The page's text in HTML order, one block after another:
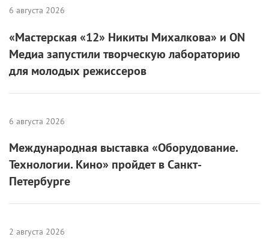
6 августа 2026
«Мастерская «12» Никиты Михалкова» и ON
Медиа запустили творческую лабораторию
для молодых режиссеров
6 августа 2026
Международная выставка «Оборудование.
Технологии. Кино» пройдет в Санкт-
Петербурге
2 августа 2026